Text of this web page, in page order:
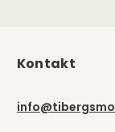
Kontakt